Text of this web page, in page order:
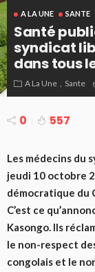
A LA UNE SANTE
Santé
syndicat
dans tous
A La Une Sante
0 557
Les médecins du
jeudi 10 octobre
démocratique du
C’est ce
Kasongo. Ils
le non-respect
congolais et le